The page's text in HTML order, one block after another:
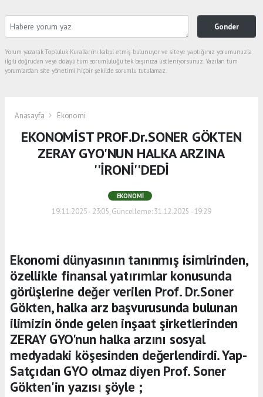
Gonder
Yorum yazarak Topluluk Kuralları’nı kabul etmiş bulunuyor ve siteye yaptığınız yorumunuzla
ilgili doğrudan veya dolaylı tüm sorumluluğu tek başınıza üstleniyorsunuz. Yazılan tüm
yorumlardan site yönetimi hiçbir şekilde sorumlu tutulamaz.
Anasayfa Ekonomi
EKONOMİST PROF.Dr.SONER GÖKTEN
ZERAY GYO'NUN HALKA ARZINA
''İRONİ''DEDİ
EKONOMI
19.11.2025 - 23:05, Güncelleme: 31.12.2025 - 19:29
Ekonomi dünyasının tanınmış isimlrinden,
özellikle finansal yatırımlar konusunda
görüşlerine değer verilen Prof. Dr.Soner
Gökten, halka arz başvurusunda bulunan
ilimizin önde gelen inşaat şirketlerinden
ZERAY GYO'nun halka arzını sosyal
medyadaki köşesinden değerlendirdi. Yap-
Satçıdan GYO olmaz diyen Prof. Soner
Gökten'in yazısı şöyle ;